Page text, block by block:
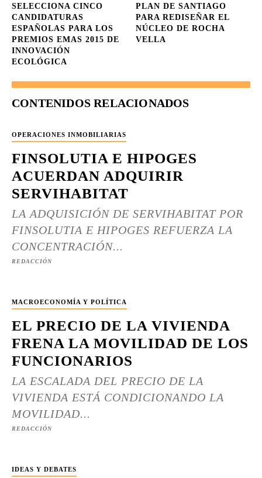
SELECCIONA CINCO
CANDIDATURAS
ESPAÑOLAS PARA LOS
PREMIOS EMAS 2015 DE
INNOVACIÓN
ECOLÓGICA
PLAN DE SANTIAGO
PARA REDISEÑAR EL
NÚCLEO DE ROCHA
VELLA
CONTENIDOS RELACIONADOS
OPERACIONES INMOBILIARIAS
FINSOLUTIA E HIPOGES
ACUERDAN ADQUIRIR
SERVIHABITAT
LA ADQUISICIÓN DE SERVIHABITAT POR
FINSOLUTIA E HIPOGES REFUERZA LA
CONCENTRACIÓN...
REDACCIÓN
MACROECONOMÍA Y POLÍTICA
EL PRECIO DE LA VIVIENDA
FRENA LA MOVILIDAD DE LOS
FUNCIONARIOS
LA ESCALADA DEL PRECIO DE LA
VIVIENDA ESTÁ CONDICIONANDO LA
MOVILIDAD...
REDACCIÓN
IDEAS Y DEBATES